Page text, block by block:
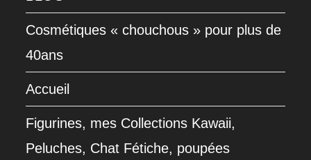
Cosmétiques « chouchous » pour plus de
40ans
Accueil
Figurines, mes Collections Kawaii,
Peluches, Chat Fétiche, poupées